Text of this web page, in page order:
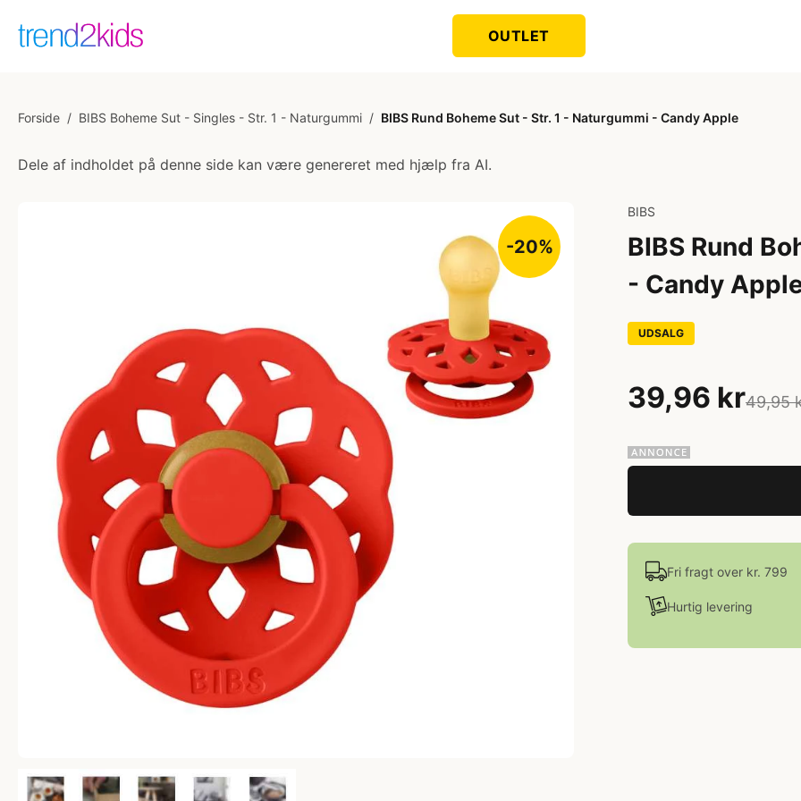
OUTLET
Forside / BIBS Boheme Sut - Singles - Str. 1 - Naturgummi / BIBS Rund Boheme Sut - Str. 1 - Naturgummi - Candy Apple
Dele af indholdet på denne side kan være genereret med hjælp fra AI.
-20%
BIBS
BIBS Rund
- Candy
UDSALG
39,96 kr49,95
Fri fragt over kr. 799
Hurtig levering